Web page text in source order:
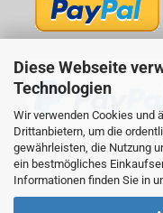
Diese Webseite
Technologien
Wir verwenden Cookies und
Drittanbietern, um die
gewährleisten, die Nutzung
ein bestmögliches
Informationen finden Sie in